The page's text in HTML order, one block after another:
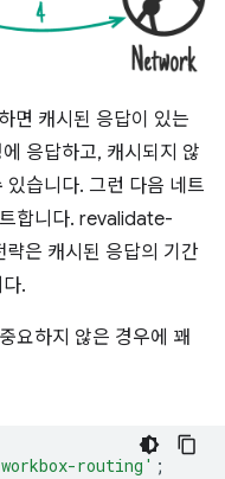
면 캐시된 응답이 있는
응답하고, 캐시되지 않
습니다. 그런 다음 네트
합니다. revalidate-
략은 캐시된 응답의 기간
.
요하지 않은 경우에 꽤
routing' ;